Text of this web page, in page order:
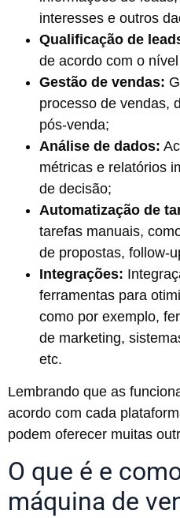
interesses e outros
Qualificação de
de acordo com o
Gestão de vendas:
processo de vendas,
pós-venda;
Análise de dados:
métricas e relatórios
de decisão;
Automatização de
tarefas manuais,
de propostas, follow-
Integrações:
ferramentas para
como por exemplo,
de marketing,
etc.
Lembrando que as
acordo com cada
podem oferecer muitas
O que é e
máquina de